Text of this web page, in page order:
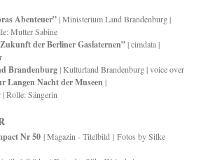
Abenteuer”| Ministerium Land Brandenburg |
Mutter Sabine
der Berliner Gaslaternen”| cimdata |
Brandenburg| Kulturland Brandenburg | voice over
Langen Nacht der Museen |
Rolle: Sängerin
Nr 50 | Magazin - Titelbild | Fotos by Silke